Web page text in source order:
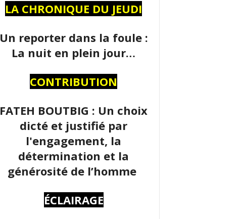
LA CHRONIQUE DU JEUDI
Un reporter dans la foule :
La nuit en plein jour…
CONTRIBUTION
FATEH BOUTBIG : Un choix
dicté et justifié par
l'engagement, la
détermination et la
générosité de l’homme
ÉCLAIRAGE